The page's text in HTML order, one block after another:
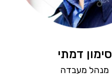
סימון דמתי
מנהל מעבדה